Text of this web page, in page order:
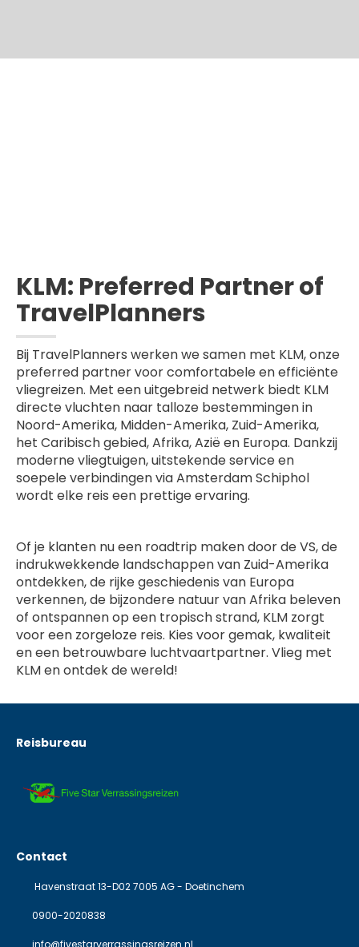
KLM: Preferred Partner of
TravelPlanners
Bij TravelPlanners werken we samen met KLM, onze
preferred partner voor comfortabele en efficiënte
vliegreizen. Met een uitgebreid netwerk biedt KLM
directe vluchten naar talloze bestemmingen in
Noord-Amerika, Midden-Amerika, Zuid-Amerika,
het Caribisch gebied, Afrika, Azië en Europa. Dankzij
moderne vliegtuigen, uitstekende service en
soepele verbindingen via Amsterdam Schiphol
wordt elke reis een prettige ervaring.
Of je klanten nu een roadtrip maken door de VS, de
indrukwekkende landschappen van Zuid-Amerika
ontdekken, de rijke geschiedenis van Europa
verkennen, de bijzondere natuur van Afrika beleven
of ontspannen op een tropisch strand, KLM zorgt
voor een zorgeloze reis. Kies voor gemak, kwaliteit
en een betrouwbare luchtvaartpartner. Vlieg met
KLM en ontdek de wereld!
Reisbureau
Contact
Havenstraat 13-D02 7005 AG - Doetinchem
0900-2020838